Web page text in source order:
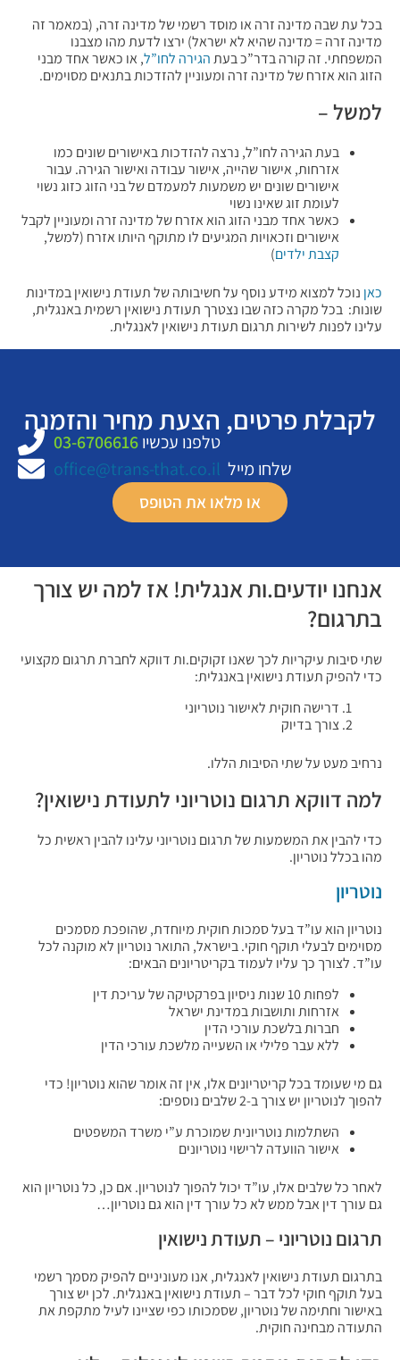
בכל עת שבה מדינה זרה או מוסד רשמי של מדינה זרה, (במאמר זה
מדינה זרה = מדינה שהיא לא ישראל) ירצו לדעת מהו מצבנו
המשפחתי. זה קורה בדר”כ בעתהגירה לחו”ל, או כאשר אחד מבני
הזוג הוא אזרח של מדינה זרה ומעוניין להזדכות בתנאים מסוימים.
למשל –
בעת הגירה לחו”ל, נרצה להזדכות באישורים שונים כמו
אזרחות, אישור שהייה, אישור עבודה ואישור הגירה. עבור
אישורים שונים יש משמעות למעמדם של בני הזוג כזוג נשוי
לעומת זוג שאינו נשוי
כאשר אחד מבני הזוג הוא אזרח של מדינה זרה ומעוניין לקבל
אישורים וזכאויות המגיעים לו מתוקף היותו אזרח (למשל,
קצבת ילדים)
כאן נוכל למצוא מידע נוסף על חשיבותה של תעודת נישואין במדינות
שונות: בכל מקרה כזה שבו נצטרך תעודת נישואין רשמית באנגלית,
עלינו לפנות לשירות תרגום תעודת נישואין לאנגלית.
לקבלת פרטים, הצעת מחיר והזמנה
טלפנו עכשיו03-6706616
שלחו מייל office@trans-that.co.il
או מלאו את הטופס
אנחנו יודעים.ות אנגלית! אז למה יש צורך
בתרגום?
שתי סיבות עיקריות לכך שאנו זקוקים.ות דווקא לחברת תרגום מקצועי
כדי להפיק תעודת נישואין באנגלית:
דרישה חוקית לאישור נוטריוני
צורך בדיוק
נרחיב מעט על שתי הסיבות הללו.
למה דווקא תרגום נוטריוני לתעודת נישואין?
כדי להבין את המשמעות של תרגום נוטריוני עלינו להבין ראשית כל
מהו בכלל נוטריון.
נוטריון
נוטריון הוא עו”ד בעל סמכות חוקית מיוחדת, שהופכת מסמכים
מסוימים לבעלי תוקף חוקי. בישראל, התואר נוטריון לא מוקנה לכל
עו”ד. לצורך כך עליו לעמוד בקריטריונים הבאים:
לפחות 10 שנות ניסיון בפרקטיקה של עריכת דין
אזרחות ותושבות במדינת ישראל
חברות בלשכת עורכי הדין
ללא עבר פלילי או השעייה מלשכת עורכי הדין
גם מי שעומד בכל קריטריונים אלו, אין זה אומר שהוא נוטריון! כדי
להפוך לנוטריון יש צורך ב-2 שלבים נוספים:
השתלמות נוטריונית שמוכרת ע”י משרד המשפטים
אישור הוועדה לרישוי נוטריונים
לאחר כל שלבים אלו, עו”ד יכול להפוך לנוטריון. אם כן, כל נוטריון הוא
גם עורך דין אבל ממש לא כל עורך דין הוא גם נוטריון…
תרגום נוטריוני – תעודת נישואין
בתרגום תעודת נישואין לאנגלית, אנו מעוניניים להפיק מסמך רשמי
בעל תוקף חוקי לכל דבר – תעודת נישואין באנגלית. לכן יש צורך
באישור וחתימה של נוטריון, שסמכותו כפי שציינו לעיל מתקפת את
התעודה מבחינה חוקית.